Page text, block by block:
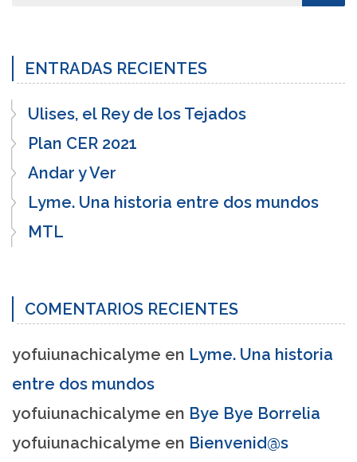
ENTRADAS RECIENTES
Ulises, el Rey de los Tejados
Plan CER 2021
Andar y Ver
Lyme. Una historia entre dos mundos
MTL
COMENTARIOS RECIENTES
yofuiunachicalyme en Lyme. Una historia
entre dos mundos
yofuiunachicalyme en Bye Bye Borrelia
yofuiunachicalyme en Bienvenid@s